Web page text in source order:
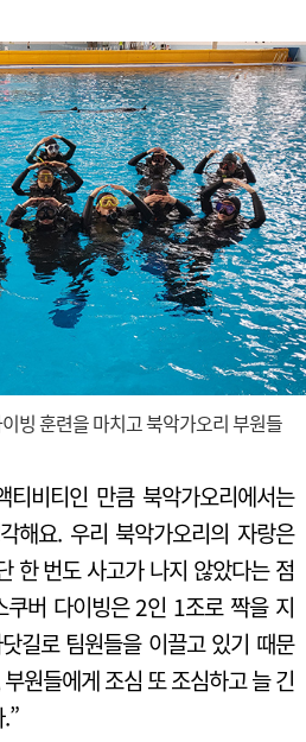
빙 훈련을 마치고 북악가오리 부원들
티비티인 만큼 북악가오리에서는
해요. 우리 북악가오리의 자랑은
한 번도 사고가 나지 않았다는 점
쿠버 다이빙은 2인 1조로 짝을 지
길로 팀원들을 이끌고 있기 때문
원들에게 조심 또 조심하고 늘 긴